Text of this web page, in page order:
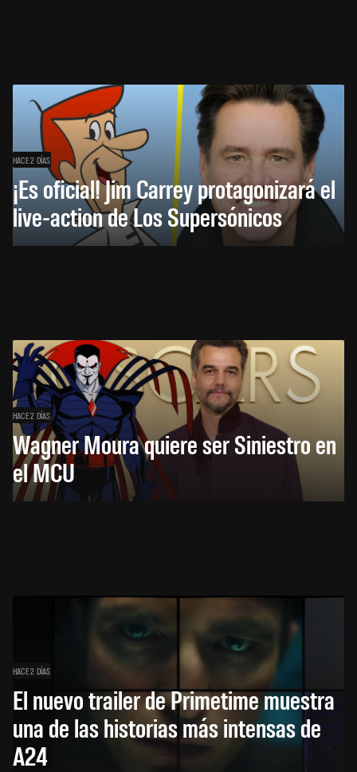
HACE 2 DÍAS
¡Es oficial! Jim Carrey protagonizará el
live-action de Los Supersónicos
HACE 2 DÍAS
Wagner Moura quiere ser Siniestro en
el MCU
HACE 2 DÍAS
El nuevo trailer de Primetime muestra
una de las historias más intensas de
A24